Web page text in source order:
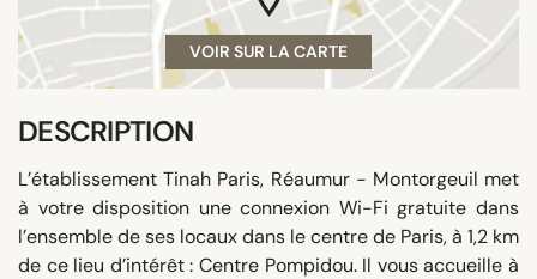
VOIR SUR LA CARTE
DESCRIPTION
L’établissement Tinah Paris, Réaumur - Montorgeuil met
à votre disposition une connexion Wi-Fi gratuite dans
l’ensemble de ses locaux dans le centre de Paris, à 1,2 km
de ce lieu d’intérêt : Centre Pompidou. Il vous accueille à